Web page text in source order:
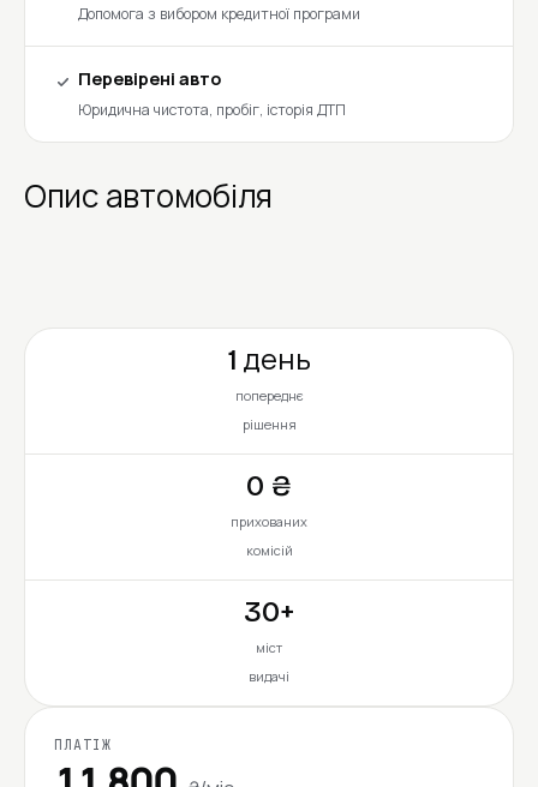
Допомога з вибором кредитної програми
Перевірені авто
Юридична чистота, пробіг, історія ДТП
Опис автомобіля
1 день
попереднє
рішення
0 ₴
прихованих
комісій
30+
міст
видачі
ПЛАТІЖ